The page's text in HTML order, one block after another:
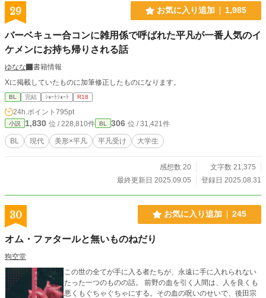
29 お気に入り追加 1,985
バーベキュー合コンに雑用係で呼ばれた平凡が一番人気のイ
ケメンにお持ち帰りされる話
ゆなな
書籍情報
Xに掲載していたものに加筆修正したものになります。
BL 完結 ｼｮｰﾄｼｮｰﾄ R18
24h.ポイント 795pt
小説 1,830 位 / 228,810件 BL 306 位 / 31,421件
BL 現代 美形×平凡 平凡受け 大学生
感想数 20
文字数 21,375
最終更新日 2025.09.05
登録日 2025.08.31
30 お気に入り追加 245
オム・ファタールと無いものねだり
狗空堂
この世の全てが手に入る者たちが、永遠に手に入れられない
たった一つのものの話。 前野の血を引く人間は、人を良くも
悪くもぐちゃぐちゃにする。その血の呪いのせいで、後田宗